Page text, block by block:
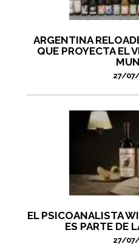
ARGENTINA
QUE PROYECTA EL
27/
EL PSICOANALISTA
ES PARTE DE
27/